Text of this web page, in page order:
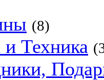
(8)
и Техника